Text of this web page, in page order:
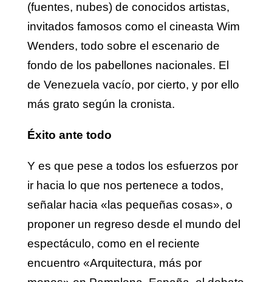
(fuentes, nubes) de conocidos artistas,
invitados famosos como el cineasta Wim
Wenders, todo sobre el escenario de
fondo de los pabellones nacionales. El
de Venezuela vacío, por cierto, y por ello
más grato según la cronista.
Éxito ante todo
Y es que pese a todos los esfuerzos por
ir hacia lo que nos pertenece a todos,
señalar hacia «las pequeñas cosas», o
proponer un regreso desde el mundo del
espectáculo, como en el reciente
encuentro «Arquitectura, más por